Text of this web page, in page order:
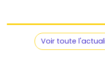
Voir toute